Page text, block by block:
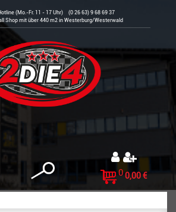
(Mo.-Fr. 11 - 17 Uhr) (0 26 63) 9 68 69 37
Shop mit über 440 m2 in Westerburg/Westerwald
0 0,00 €